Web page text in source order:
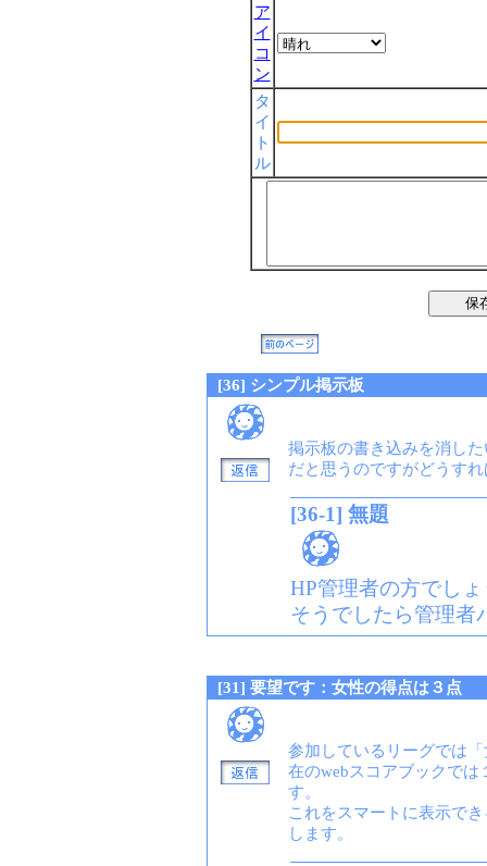
ア
イ
コ
ン
タ
イ
ト
ル
[36] シンプル掲示板
掲示板の書き込みを消し
だと思うのですがどうす
[36-1] 無題
HP管理者の方でし
そうでしたら管理者
[31] 要望です：女性の得点は３点
参加しているリーグでは
在のwebスコアブックで
す。
これをスマートに表示で
します。